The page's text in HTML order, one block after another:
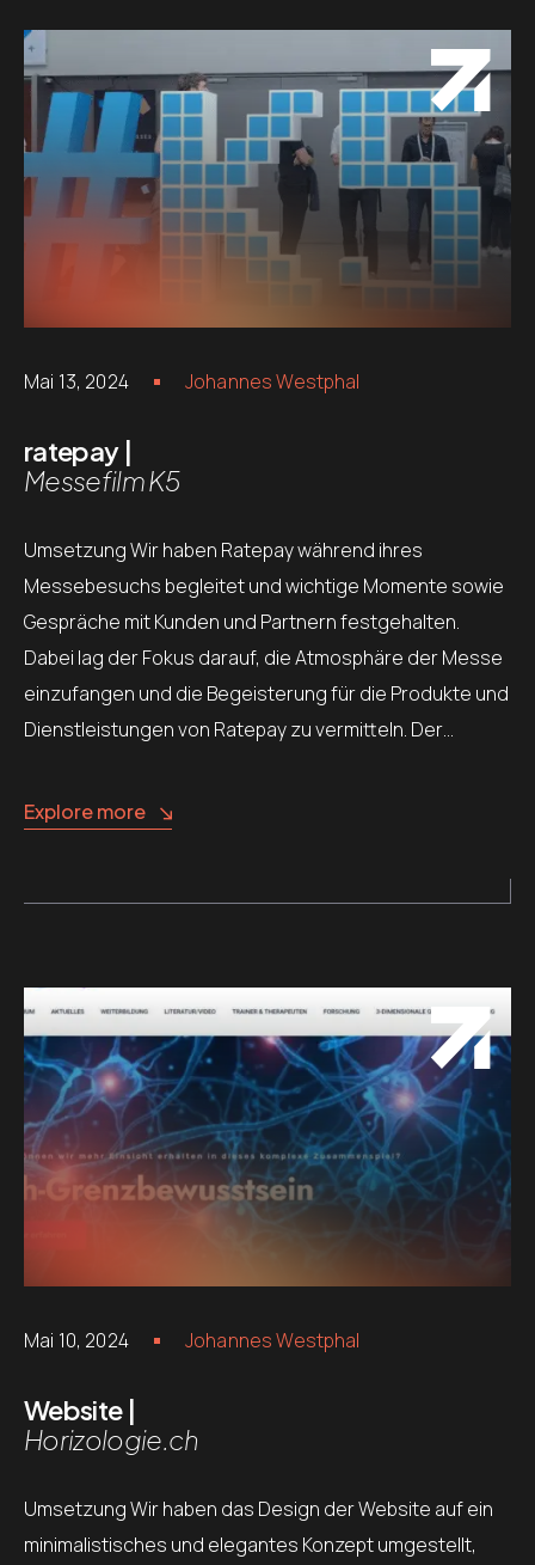
Mai 13, 2024 Johannes Westphal
ratepay |
Messefilm K5
Umsetzung Wir haben Ratepay während ihres
Messebesuchs begleitet und wichtige Momente sowie
Gespräche mit Kunden und Partnern festgehalten.
Dabei lag der Fokus darauf, die Atmosphäre der Messe
einzufangen und die Begeisterung für die Produkte und
Dienstleistungen von Ratepay zu vermitteln. Der…
Explore more
Mai 10, 2024 Johannes Westphal
Website |
Horizologie.ch
Umsetzung Wir haben das Design der Website auf ein
minimalistisches und elegantes Konzept umgestellt,